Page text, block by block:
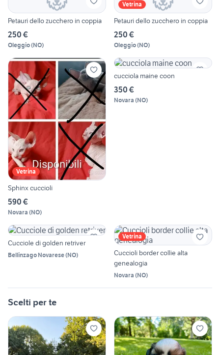
Petauri dello zucchero in coppia
250 €
Oleggio(NO)
Vetrina
Petauri dello zucchero in coppia
250 €
Oleggio(NO)
Vetrina
Sphinx cuccioli
590 €
Novara (NO)
cucciola maine coon
350 €
Novara (NO)
Cucciole di golden retriver
Bellinzago Novarese(NO)
Vetrina
Cuccioli border collie alta
genealogia
Novara (NO)
Scelti per te